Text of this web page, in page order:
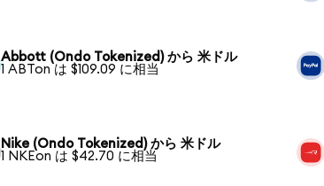
Abbott (Ondo Tokenized) から 米ドル
1 ABTon は $109.09 に相当
Nike (Ondo Tokenized) から 米ドル
1 NKEon は $42.70 に相当